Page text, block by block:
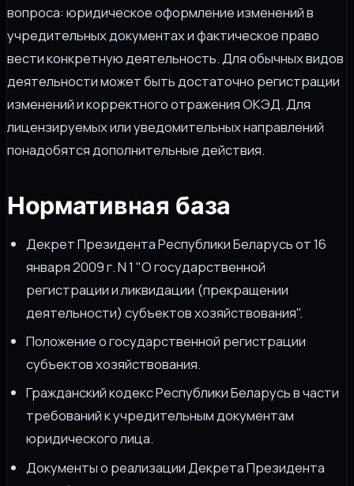
вопроса: юридическое оформление изменений в
учредительных документах и фактическое право
вести конкретную деятельность. Для обычных видов
деятельности может быть достаточно регистрации
изменений и корректного отражения ОКЭД. Для
лицензируемых или уведомительных направлений
понадобятся дополнительные действия.
Нормативная база
Декрет Президента Республики Беларусь от 16
января 2009 г. N 1 "О государственной
регистрации и ликвидации (прекращении
деятельности) субъектов хозяйствования".
Положение о государственной регистрации
субъектов хозяйствования.
Гражданский кодекс Республики Беларусь в части
требований к учредительным документам
юридического лица.
Документы о реализации Декрета Президента